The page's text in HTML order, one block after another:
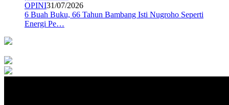
OPINI31/07/2026
6 Buah Buku, 66 Tahun Bambang Isti Nugroho Seperti
Energi Pe…